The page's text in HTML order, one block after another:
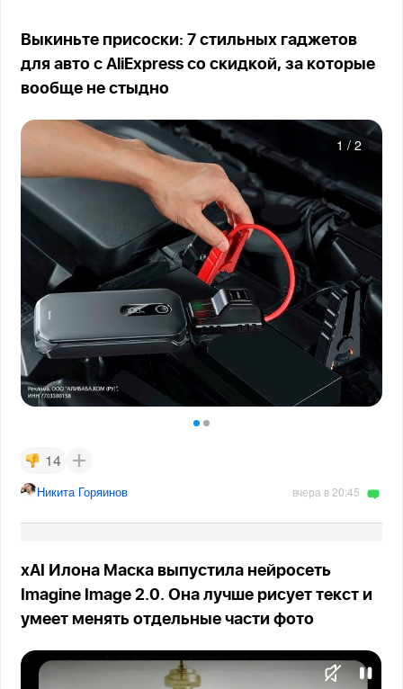
Выкиньте присоски: 7 стильных гаджетов
для авто с AliExpress со скидкой, за которые
вообще не стыдно
1 / 2
14
Никита Горяинов вчера в 20:45
xAI Илона Маска выпустила нейросеть
Imagine Image 2.0. Она лучше рисует текст и
умеет менять отдельные части фото